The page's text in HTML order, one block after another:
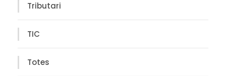
Tributari
TIC
Totes